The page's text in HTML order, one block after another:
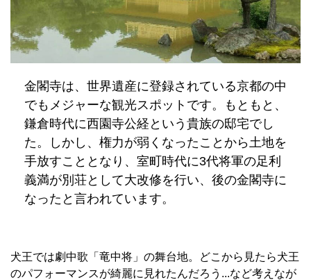
金閣寺は、世界遺産に登録されている京都の中
でもメジャーな観光スポットです。もともと、
鎌倉時代に西園寺公経という貴族の邸宅でし
た。しかし、権力が弱くなったことから土地を
手放すこととなり、室町時代に3代将軍の足利
義満が別荘として大改修を行い、後の金閣寺に
なったと言われています。
犬王では劇中歌「竜中将」の舞台地。どこから見たら犬王
のパフォーマンスが綺麗に見れたんだろう...など考えなが